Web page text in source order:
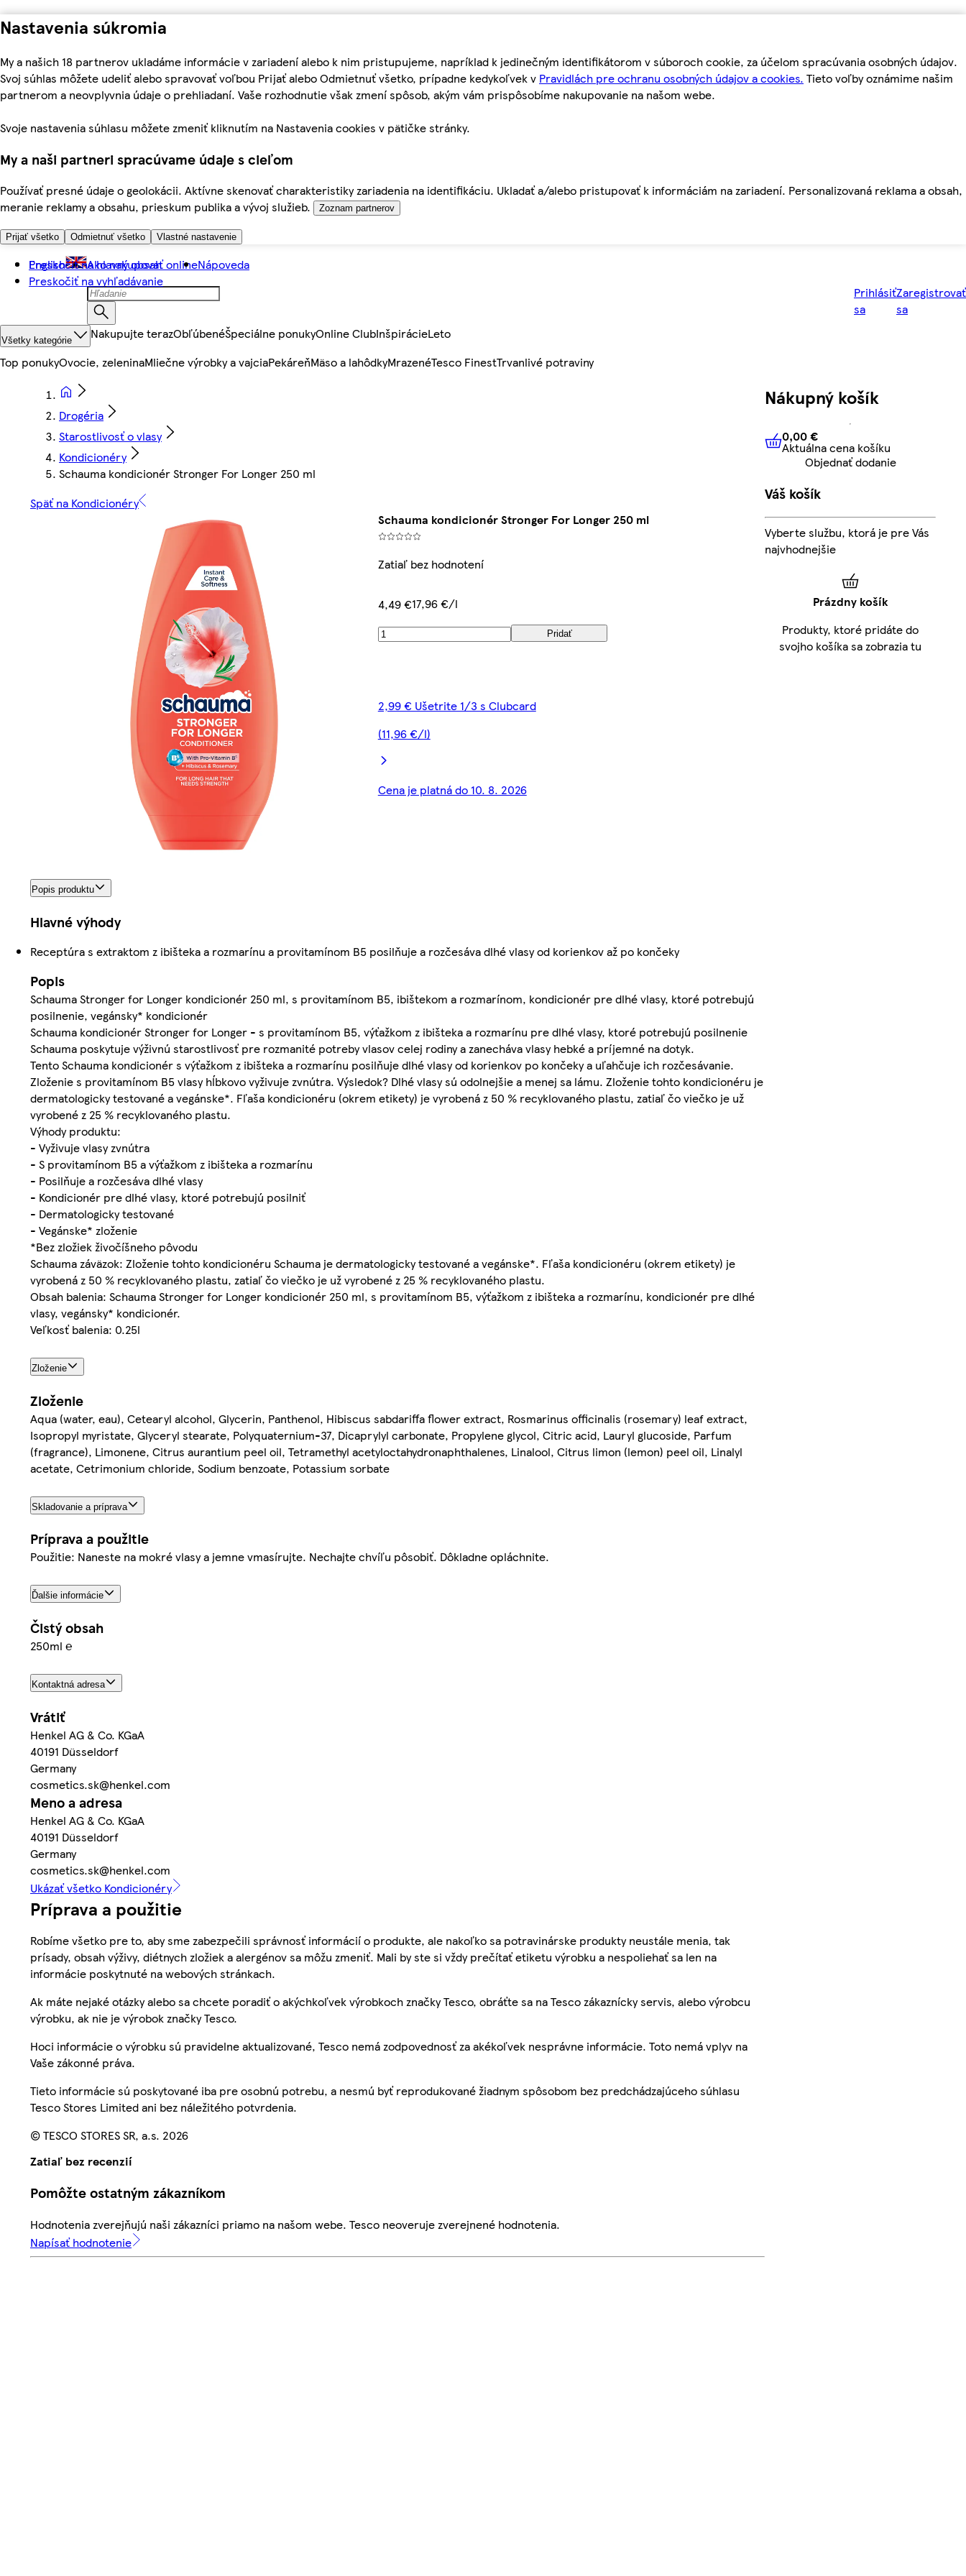
Nastavenia súkromia
My a našich 18 partnerov ukladáme informácie v zariadení alebo k nim pristupujeme, napríklad k jedinečným identifikátorom v súboroch cookie, za účelom spracúvania osobných údajov.
Svoj súhlas môžete udeliť alebo spravovať voľbou Prijať alebo Odmietnuť všetko, prípadne kedykoľvek v Pravidlách pre ochranu osobných údajov a cookies. Tieto voľby oznámime našim
partnerom a neovplyvnia údaje o prehliadaní. Vaše rozhodnutie však zmení spôsob, akým vám prispôsobíme nakupovanie na našom webe.
Svoje nastavenia súhlasu môžete zmeniť kliknutím na Nastavenia cookies v pätičke stránky.
My a naši partneri spracúvame údaje s cieľom
Používať presné údaje o geolokácii. Aktívne skenovať charakteristiky zariadenia na identifikáciu. Ukladať a/alebo pristupovať k informáciám na zariadení. Personalizovaná reklama a obsah,
meranie reklamy a obsahu, prieskum publika a vývoj služieb.
Zoznam partnerov
Prijať všetko Odmietnuť všetko Vlastné nastavenie
Preskočiť na hlavný obsah
Preskočiť na vyhľadávanie
English Ako nakupovať onlineNápoveda
Prihlásiť
sa
Zaregistrovať
sa
Všetky kategórie Nakupujte terazObľúbenéŠpeciálne ponukyOnline ClubInšpirácieLeto
Top ponukyOvocie, zeleninaMliečne výrobky a vajciaPekáreňMäso a lahôdkyMrazenéTesco FinestTrvanlivé potraviny
Drogéria
Starostlivosť o vlasy
Kondicionéry
Schauma kondicionér Stronger For Longer 250 ml
Späť na Kondicionéry
Schauma kondicionér Stronger For Longer 250 ml
Zatiaľ bez hodnotení
4,49 €17,96 €/l
Pridať
2,99 € Ušetrite 1/3 s Clubcard
(11,96 €/l)
Cena je platná do 10. 8. 2026
Popis produktu
Hlavné výhody
Receptúra s extraktom z ibišteka a rozmarínu a provitamínom B5 posilňuje a rozčesáva dlhé vlasy od korienkov až po končeky
Popis
Schauma Stronger for Longer kondicionér 250 ml, s provitamínom B5, ibištekom a rozmarínom, kondicionér pre dlhé vlasy, ktoré potrebujú
posilnenie, vegánsky* kondicionér
Schauma kondicionér Stronger for Longer - s provitamínom B5, výťažkom z ibišteka a rozmarínu pre dlhé vlasy, ktoré potrebujú posilnenie
Schauma poskytuje výživnú starostlivosť pre rozmanité potreby vlasov celej rodiny a zanecháva vlasy hebké a príjemné na dotyk.
Tento Schauma kondicionér s výťažkom z ibišteka a rozmarínu posilňuje dlhé vlasy od korienkov po končeky a uľahčuje ich rozčesávanie.
Zloženie s provitamínom B5 vlasy hĺbkovo vyživuje zvnútra. Výsledok? Dlhé vlasy sú odolnejšie a menej sa lámu. Zloženie tohto kondicionéru je
dermatologicky testované a vegánske*. Fľaša kondicionéru (okrem etikety) je vyrobená z 50 % recyklovaného plastu, zatiaľ čo viečko je už
vyrobené z 25 % recyklovaného plastu.
Výhody produktu:
- Vyživuje vlasy zvnútra
- S provitamínom B5 a výťažkom z ibišteka a rozmarínu
- Posilňuje a rozčesáva dlhé vlasy
- Kondicionér pre dlhé vlasy, ktoré potrebujú posilniť
- Dermatologicky testované
- Vegánske* zloženie
*Bez zložiek živočíšneho pôvodu
Schauma záväzok: Zloženie tohto kondicionéru Schauma je dermatologicky testované a vegánske*. Fľaša kondicionéru (okrem etikety) je
vyrobená z 50 % recyklovaného plastu, zatiaľ čo viečko je už vyrobené z 25 % recyklovaného plastu.
Obsah balenia: Schauma Stronger for Longer kondicionér 250 ml, s provitamínom B5, výťažkom z ibišteka a rozmarínu, kondicionér pre dlhé
vlasy, vegánsky* kondicionér.
Veľkosť balenia: 0.25l
Zloženie
Zloženie
Aqua (water, eau), Cetearyl alcohol, Glycerin, Panthenol, Hibiscus sabdariffa flower extract, Rosmarinus officinalis (rosemary) leaf extract,
Isopropyl myristate, Glyceryl stearate, Polyquaternium-37, Dicaprylyl carbonate, Propylene glycol, Citric acid, Lauryl glucoside, Parfum
(fragrance), Limonene, Citrus aurantium peel oil, Tetramethyl acetyloctahydronaphthalenes, Linalool, Citrus limon (lemon) peel oil, Linalyl
acetate, Cetrimonium chloride, Sodium benzoate, Potassium sorbate
Skladovanie a príprava
Príprava a použitie
Použitie: Naneste na mokré vlasy a jemne vmasírujte. Nechajte chvíľu pôsobiť. Dôkladne opláchnite.
Ďalšie informácie
Čistý obsah
250ml ℮
Kontaktná adresa
Vrátiť
Henkel AG & Co. KGaA
40191 Düsseldorf
Germany
cosmetics.sk@henkel.com
Meno a adresa
Henkel AG & Co. KGaA
40191 Düsseldorf
Germany
cosmetics.sk@henkel.com
Ukázať všetko Kondicionéry
Príprava a použitie
Robíme všetko pre to, aby sme zabezpečili správnosť informácií o produkte, ale nakoľko sa potravinárske produkty neustále menia, tak
prísady, obsah výživy, diétnych zložiek a alergénov sa môžu zmeniť. Mali by ste si vždy prečítať etiketu výrobku a nespoliehať sa len na
informácie poskytnuté na webových stránkach.
Ak máte nejaké otázky alebo sa chcete poradiť o akýchkoľvek výrobkoch značky Tesco, obráťte sa na Tesco zákaznícky servis, alebo výrobcu
výrobku, ak nie je výrobok značky Tesco.
Hoci informácie o výrobku sú pravidelne aktualizované, Tesco nemá zodpovednosť za akékoľvek nesprávne informácie. Toto nemá vplyv na
Vaše zákonné práva.
Tieto informácie sú poskytované iba pre osobnú potrebu, a nesmú byť reprodukované žiadnym spôsobom bez predchádzajúceho súhlasu
Tesco Stores Limited ani bez náležitého potvrdenia.
© TESCO STORES SR, a.s. 2026
Zatiaľ bez recenzií
Pomôžte ostatným zákazníkom
Hodnotenia zverejňujú naši zákazníci priamo na našom webe. Tesco neoveruje zverejnené hodnotenia.
Napísať hodnotenie
Nákupný košík
0,00 € Aktuálna cena košíku
0,00 €
Aktuálna cena košíku
Objednať dodanie
Váš košík
Vyberte službu, ktorá je pre Vás
najvhodnejšie
Prázdny košík
Produkty, ktoré pridáte do
svojho košíka sa zobrazia tu